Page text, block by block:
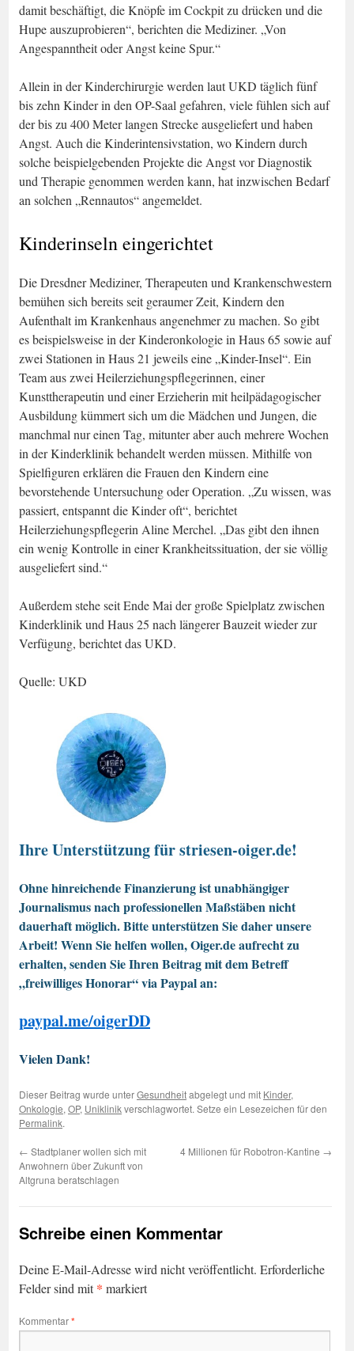
damit beschäftigt, die Knöpfe im Cockpit zu drücken und die
Hupe auszuprobieren“, berichten die Mediziner. „Von
Angespanntheit oder Angst keine Spur.“
Allein in der Kinderchirurgie werden laut UKD täglich fünf
bis zehn Kinder in den OP-Saal gefahren, viele fühlen sich auf
der bis zu 400 Meter langen Strecke ausgeliefert und haben
Angst. Auch die Kinderintensivstation, wo Kindern durch
solche beispielgebenden Projekte die Angst vor Diagnostik
und Therapie genommen werden kann, hat inzwischen Bedarf
an solchen „Rennautos“ angemeldet.
Kinderinseln eingerichtet
Die Dresdner Mediziner, Therapeuten und Krankenschwestern
bemühen sich bereits seit geraumer Zeit, Kindern den
Aufenthalt im Krankenhaus angenehmer zu machen. So gibt
es beispielsweise in der Kinderonkologie in Haus 65 sowie auf
zwei Stationen in Haus 21 jeweils eine „Kinder-Insel“. Ein
Team aus zwei Heilerziehungspflegerinnen, einer
Kunsttherapeutin und einer Erzieherin mit heilpädagogischer
Ausbildung kümmert sich um die Mädchen und Jungen, die
manchmal nur einen Tag, mitunter aber auch mehrere Wochen
in der Kinderklinik behandelt werden müssen. Mithilfe von
Spielfiguren erklären die Frauen den Kindern eine
bevorstehende Untersuchung oder Operation. „Zu wissen, was
passiert, entspannt die Kinder oft“, berichtet
Heilerziehungspflegerin Aline Merchel. „Das gibt den ihnen
ein wenig Kontrolle in einer Krankheitssituation, der sie völlig
ausgeliefert sind.“
Außerdem stehe seit Ende Mai der große Spielplatz zwischen
Kinderklinik und Haus 25 nach längerer Bauzeit wieder zur
Verfügung, berichtet das UKD.
Quelle: UKD
Ihre Unterstützung für striesen-oiger.de!
Ohne hinreichende Finanzierung ist unabhängiger
Journalismus nach professionellen Maßstäben nicht
dauerhaft möglich. Bitte unterstützen Sie daher unsere
Arbeit! Wenn Sie helfen wollen, Oiger.de aufrecht zu
erhalten, senden Sie Ihren Beitrag mit dem Betreff
„freiwilliges Honorar“ via Paypal an:
paypal.me/oigerDD
Vielen Dank!
Dieser Beitrag wurde unterGesundheitabgelegt und mit Kinder,
Onkologie,OP, Uniklinikverschlagwortet. Setze ein Lesezeichen für den
Permalink.
← Stadtplaner wollen sich mit
Anwohnern über Zukunft von
Altgruna beratschlagen
4 Millionen für Robotron-Kantine →
Schreibe einen Kommentar
Deine E-Mail-Adresse wird nicht veröffentlicht. Erforderliche
Felder sind mit* markiert
Kommentar*